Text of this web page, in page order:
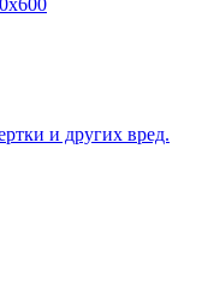
и других вред.